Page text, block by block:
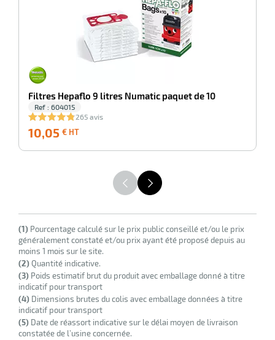
Filtres Hepaflo 9 litres Numatic paquet de 10
Ref : 604015
265 avis
10,05 € HT
HT
(1) Pourcentage calculé sur le prix public conseillé et/ou le prix
généralement constaté et/ou prix ayant été proposé depuis au
moins 1 mois sur le site.
(2)Quantité indicative.
(3) Poids estimatif brut du produit avec emballage donné à titre
indicatif pour transport
(4) Dimensions brutes du colis avec emballage données à titre
indicatif pour transport
(5) Date de réassort indicative sur le délai moyen de livraison
constatée de l’usine concernée.